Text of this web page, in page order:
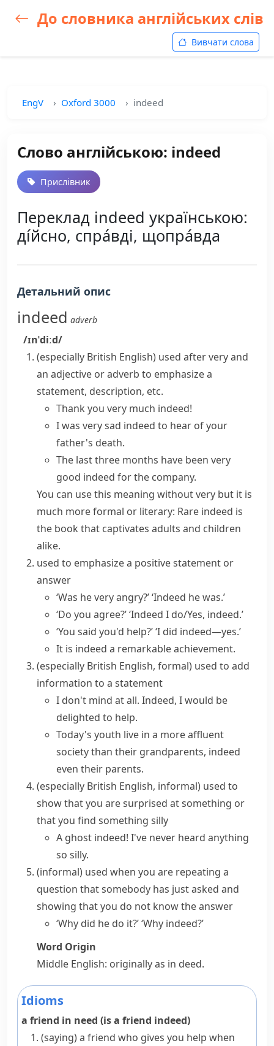
До словника англійських слів
Вивчати слова
EngV Oxford 3000 indeed
Слово англійською: indeed
Прислівник
Переклад indeed українською:
ді́йсно, спра́вді, щопра́вда
Детальний опис
indeed adverb
/ɪnˈdiːd/
(especially British English) used afterveryand
an adjective or adverb to emphasize a
statement, description, etc.
Thank you very much indeed!
I was very sad indeed to hear of your
father's death.
The last three months have been very
good indeed for the company.
You can use this meaning withoutvery but it is
much more formal or literary: Rare indeed is
the book that captivates adults and children
alike.
used to emphasize a positive statement or
answer
‘Was he very angry?’ ‘Indeed he was.’
‘Do you agree?’ ‘Indeed I do/Yes, indeed.’
‘You said you'd help?’ ‘I did indeed—yes.’
It is indeed a remarkable achievement.
(especially British English, formal) used to add
information to a statement
I don't mind at all. Indeed, I would be
delighted to help.
Today's youth live in a more affluent
society than their grandparents, indeed
even their parents.
(especially British English, informal) used to
show that you are surprised at something or
that you find something silly
A ghost indeed! I've never heard anything
so silly.
(informal) used when you are repeating a
question that somebody has just asked and
showing that you do not know the answer
‘Why did he do it?’ ‘Why indeed?’
Word Origin
Middle English: originally as in deed.
Idioms
a friend in need (is a friend indeed)
(saying)a friend who gives you help when